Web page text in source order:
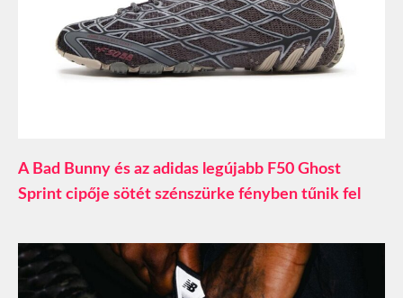
A Bad Bunny és az adidas legújabb F50 Ghost
Sprint cipője sötét szénszürke fényben tűnik fel